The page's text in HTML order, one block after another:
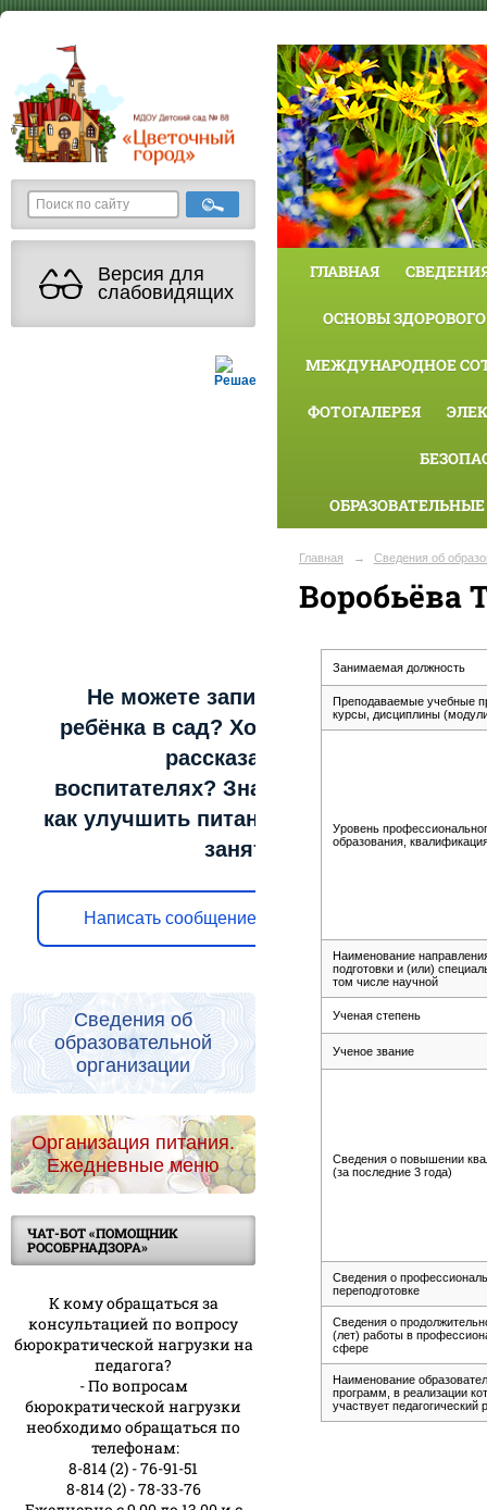
Версия для
слабовидящих
Решаем вместе
Не можете записать
ребёнка в сад? Хотите
рассказать о
воспитателях? Знаете,
как улучшить питание и
занятия?
Написать сообщение
Сведения об
образовательной
организации
Организация питания.
Ежедневные меню
ЧАТ-БОТ «ПОМОЩНИК
РОСОБРНАДЗОРА»
К кому обращаться за
консультацией по вопросу
бюрократической нагрузки на
педагога?
- По вопросам
бюрократической нагрузки
необходимо обращаться по
телефонам:
8-814 (2) - 76-91-51
8-814 (2) - 78-33-76
ГЛАВНАЯ
ОСНОВЫ
МЕЖДУНАРОДНОЕ
ФОТОГАЛЕРЕЯ
Главная → Сведения об
Воробьёва
Занимаемая должность
Преподаваемые учебные
курсы, дисциплины
Уровень
образования,
Наименование
подготовки и (или)
том числе научной
Ученая степень
Ученое звание
Сведения о повышении
(за последние 3 года)
Сведения о
переподготовке
Сведения о
(лет) работы в
сфере
Наименование
программ, в реализации
участвует педагогический